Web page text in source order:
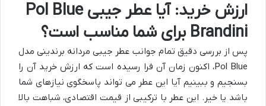
ارزش خرید: آیا عطر جیبی Pol Blue
Brandini برای شما مناسب است؟
پس از بررسی دقیق تمام جوانب عطر جیبی مردانه برندینی مدل
Pol Blue، اکنون زمان آن فرا رسیده است که ارزش خرید آن را
بسنجیم و ببینیم آیا این عطر می تواند پاسخگوی نیازهای شما
باشد یا خیر. این عطر با ترکیبی از قیمت اقتصادی، شباهت بالا